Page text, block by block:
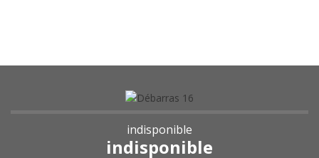
indisponible
indisponible